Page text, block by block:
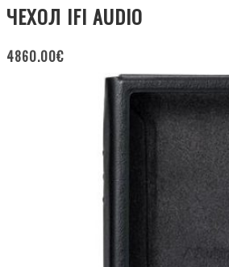
ЧЕХОЛ IFI AUDIO
4860.00€